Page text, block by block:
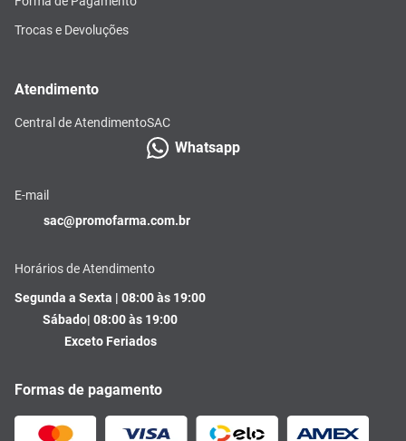
Trocas e Devoluções
Atendimento
Central de AtendimentoSAC
Whatsapp
E-mail
sac@promofarma.com.br
Horários de Atendimento
Segunda a Sexta | 08:00 às 19:00
Sábado| 08:00 às 19:00
Exceto Feriados
Formas de pagamento